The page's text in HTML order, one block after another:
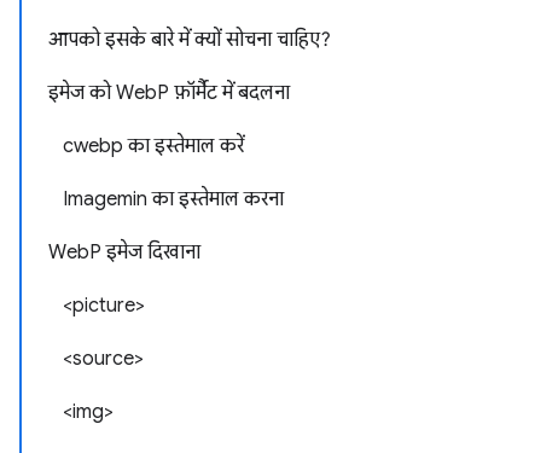
आपको इसके बारे में क्यों सोचना चाहिए?
इमेज को WebP फ़ॉर्मैट में बदलना
cwebp का इस्तेमाल करें
Imagemin का इस्तेमाल करना
WebP इमेज दिखाना
<picture>
<source>
<img>